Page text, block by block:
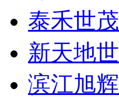
泰禾世
新天地
滨江旭